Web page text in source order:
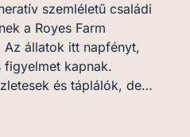
szemléletű családi
a Royes Farm
állatok itt napfényt,
figyelmet kapnak.
és táplálók, de…